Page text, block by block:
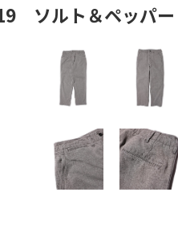
ソルト＆ペッパー